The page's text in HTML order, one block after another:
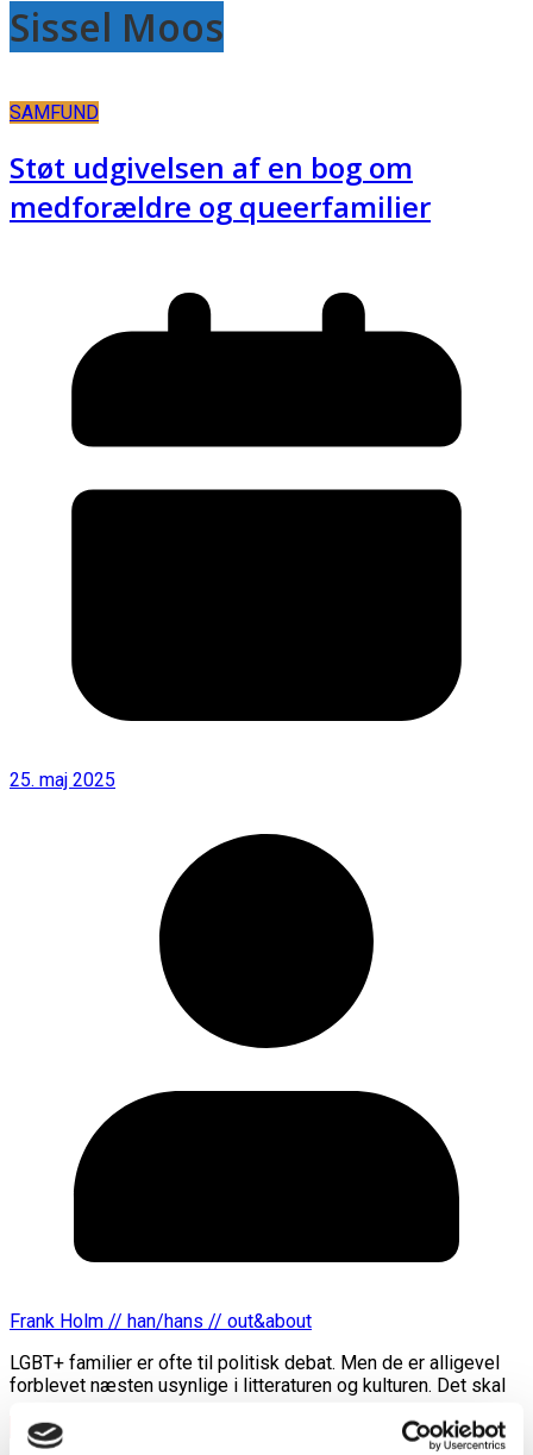
Sissel Moos
SAMFUND
Støt udgivelsen af en bog om
medforældre og queerfamilier
25. maj 2025
Frank Holm // han/hans // out&about
LGBT+ familier er ofte til politisk debat. Men de er alligevel
forblevet næsten usynlige i litteraturen og kulturen. Det skal
Læs mere